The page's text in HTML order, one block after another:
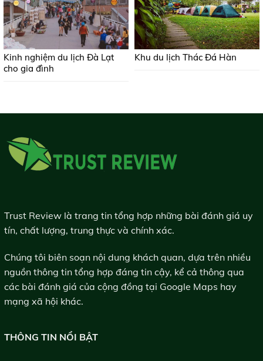
Kinh nghiệm du lịch Đà Lạt
cho gia đình
Khu du lịch Thác Đá Hàn
Trust Review là trang tin tổng hợp những bài đánh giá uy
tín, chất lượng, trung thực và chính xác.
Chúng tôi biên soạn nội dung khách quan, dựa trên nhiều
nguồn thông tin tổng hợp đáng tin cậy, kể cả thông qua
các bài đánh giá của cộng đồng tại Google Maps hay
mạng xã hội khác.
THÔNG TIN NỔI BẬT